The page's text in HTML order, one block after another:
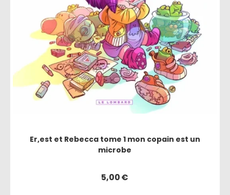
Er,est et Rebecca tome 1 mon copain est un
microbe
5,00€